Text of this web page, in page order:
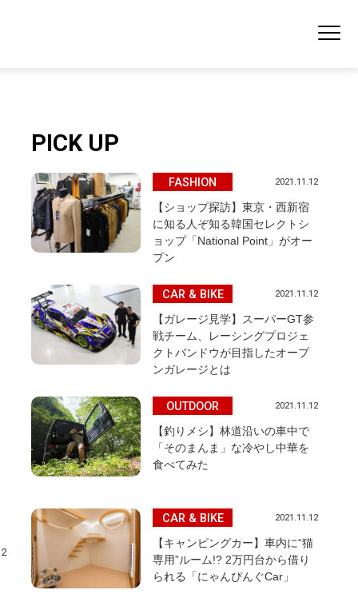
PICK UP
FASHION 2021.11.12
【ショップ探訪】東京・西新宿
に知る人ぞ知る韓国セレクトシ
ョップ「National Point」がオー
プン
CAR & BIKE 2021.11.12
【ガレージ見学】スーパーGT参
戦チーム、レーシングプロジェ
クトバンドウが目指したオープ
ンガレージとは
OUTDOOR 2021.11.12
【釣りメシ】林道沿いの車中で
「そのまんま」な冷やし中華を
食べてみた
CAR & BIKE 2021.11.12
【キャンピングカー】車内に“猫
専用”ルーム!? 2万円台から借り
られる「にゃんぴんぐCar」